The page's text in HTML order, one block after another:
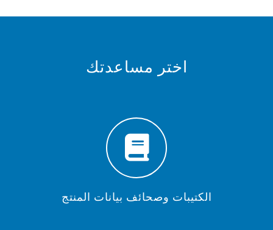
اختر مساعدتك
الكتيبات وصحائف بيانات المنتج